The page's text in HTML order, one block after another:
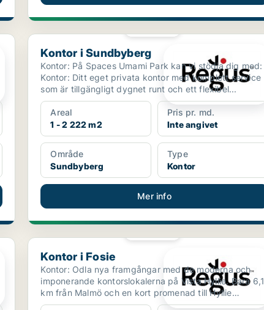
Kontor i Sundbyberg
Kontor i Sundbyberg
Kontor: På Spaces Umami Park kan vi stödja dig med:
Kontor: Ditt eget privata kontor med komplett service
som är tillgängligt dygnet runt och ett flexibel...
Areal
1 - 2 222 m2
Pris pr. md.
Inte angivet
Område
Sundbyberg
Type
Kontor
Mer info
Kontor i Fosie
Kontor i Fosie
Kontor: Odla nya framgångar med de moderna och
imponerande kontorslokalerna på Vista Hyllie. Bara 6,1
km från Malmö och en kort promenad till Hyllie
tågstati...